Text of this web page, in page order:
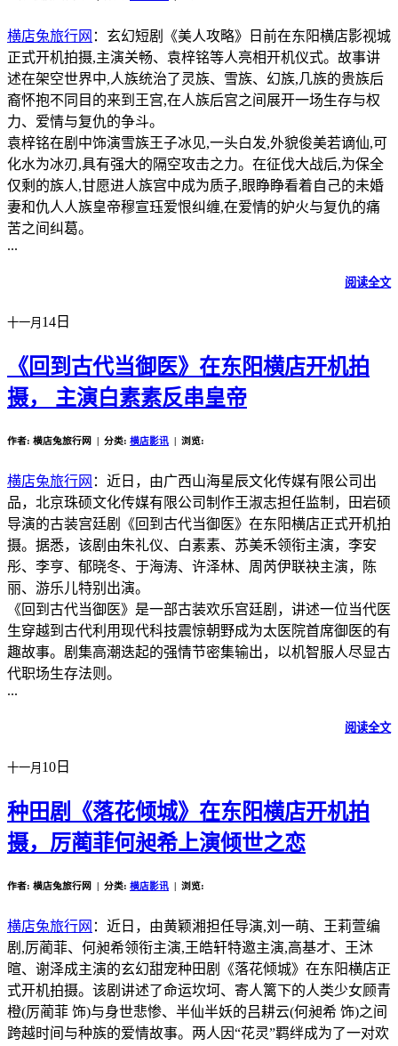
横店兔旅行网 ：玄幻短剧《美人攻略》日前在东阳横店影视城
正式开机拍摄,主演关畅、袁梓铭等人亮相开机仪式。故事讲
述在架空世界中,人族统治了灵族、雪族、幻族,几族的贵族后
裔怀抱不同目的来到王宫,在人族后宫之间展开一场生存与权
力、爱情与复仇的争斗。
袁梓铭在剧中饰演雪族王子冰见,一头白发,外貌俊美若谪仙,可
化水为冰刃,具有强大的隔空攻击之力。在征伐大战后,为保全
仅剩的族人,甘愿进人族宫中成为质子,眼睁睁看着自己的未婚
妻和仇人人族皇帝穆宣珏爱恨纠缠,在爱情的妒火与复仇的痛
苦之间纠葛。
...
阅读全文
十一月 14日
《回到古代当御医》在东阳横店开机拍
摄， 主演白素素反串皇帝
作者: 横店兔旅行网 | 分类: 横店影讯 | 浏览:
横店兔旅行网 ：近日，由广西山海星辰文化传媒有限公司出
品，北京珠硕文化传媒有限公司制作王淑志担任监制，田岩硕
导演的古装宫廷剧《回到古代当御医》在东阳横店正式开机拍
摄。据悉，该剧由朱礼仪、白素素、苏美禾领衔主演，李安
彤、李亨、郁晓冬、于海涛、许泽林、周芮伊联袂主演，陈
丽、游乐儿特别出演。
《回到古代当御医》是一部古装欢乐宫廷剧，讲述一位当代医
生穿越到古代利用现代科技震惊朝野成为太医院首席御医的有
趣故事。剧集高潮迭起的强情节密集输出，以机智服人尽显古
代职场生存法则。
...
阅读全文
十一月 10日
种田剧《落花倾城》在东阳横店开机拍
摄，厉蔺菲何昶希上演倾世之恋
作者: 横店兔旅行网 | 分类: 横店影讯 | 浏览:
横店兔旅行网 ：近日，由黄颖湘担任导演,刘一萌、王莉萱编
剧,厉蔺菲、何昶希领衔主演,王皓轩特邀主演,高基才、王沐
暄、谢泽成主演的玄幻甜宠种田剧《落花倾城》在东阳横店正
式开机拍摄。该剧讲述了命运坎坷、寄人篱下的人类少女顾青
橙(厉蔺菲 饰)与身世悲惨、半仙半妖的吕耕云(何昶希 饰)之间
跨越时间与种族的爱情故事。两人因“花灵”羁绊成为了一对欢